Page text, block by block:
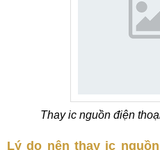
Thay ic nguồn điện
Lý do nên thay ic